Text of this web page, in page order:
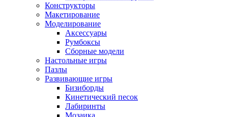
Конструкторы
Макетирование
Моделирование
Аксессуары
Румбоксы
Сборные модели
Настольные игры
Пазлы
Развивающие игры
Бизиборды
Кинетический песок
Лабиринты
Мозаика